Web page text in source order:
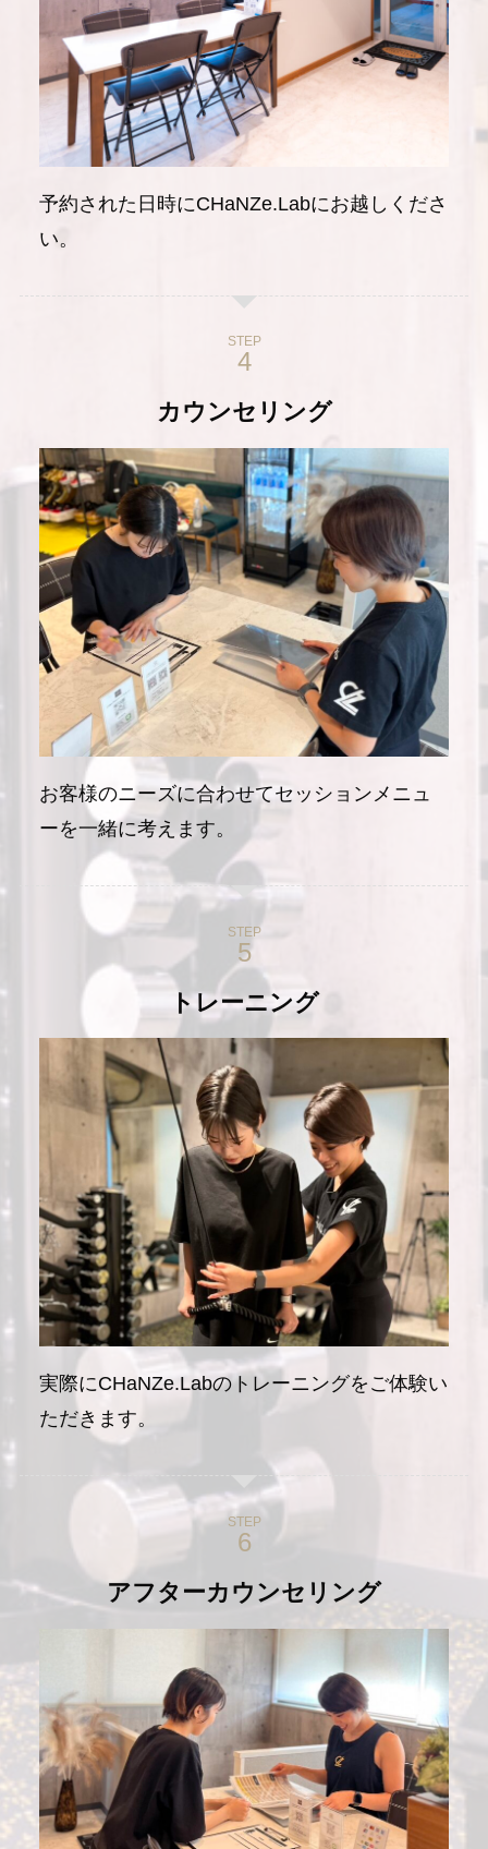
予約された日時にCHaNZe.Labにお越しくださ
い。
STEP
カウンセリング
お客様のニーズに合わせてセッションメニュ
ーを一緒に考えます。
STEP
トレーニング
実際にCHaNZe.Labのトレーニングをご体験い
ただきます。
STEP
アフターカウンセリング